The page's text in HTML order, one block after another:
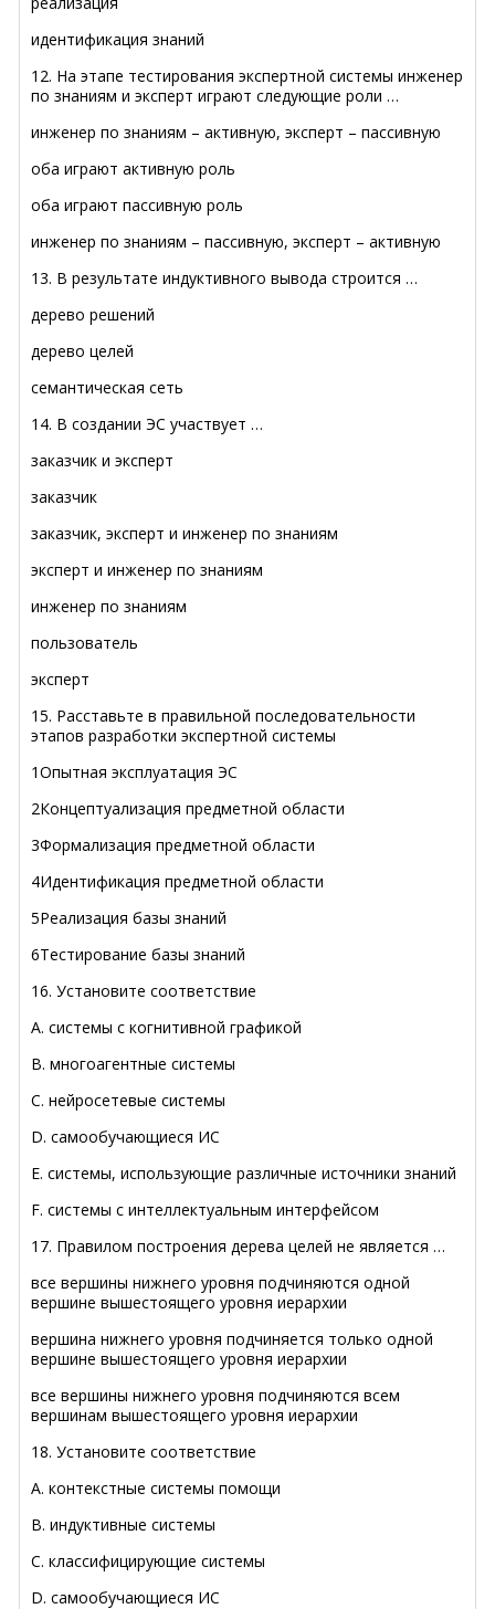
идентификация знаний
12. На этапе тестирования экспертной системы инженер
по знаниям и эксперт играют следующие роли …
инженер по знаниям – активную, эксперт – пассивную
оба играют активную роль
оба играют пассивную роль
инженер по знаниям – пассивную, эксперт – активную
13. В результате индуктивного вывода строится …
дерево решений
дерево целей
семантическая сеть
14. В создании ЭС участвует …
заказчик и эксперт
заказчик
заказчик, эксперт и инженер по знаниям
эксперт и инженер по знаниям
инженер по знаниям
пользователь
эксперт
15. Расставьте в правильной последовательности
этапов разработки экспертной системы
1Опытная эксплуатация ЭС
2Концептуализация предметной области
3Формализация предметной области
4Идентификация предметной области
5Реализация базы знаний
6Тестирование базы знаний
16. Установите соответствие
A. системы с когнитивной графикой
B. многоагентные системы
C. нейросетевые системы
D. самообучающиеся ИС
E. системы, использующие различные источники знаний
F. системы с интеллектуальным интерфейсом
17. Правилом построения дерева целей не является …
все вершины нижнего уровня подчиняются одной
вершине вышестоящего уровня иерархии
вершина нижнего уровня подчиняется только одной
вершине вышестоящего уровня иерархии
все вершины нижнего уровня подчиняются всем
вершинам вышестоящего уровня иерархии
18. Установите соответствие
A. контекстные системы помощи
B. индуктивные системы
C. классифицирующие системы
D. самообучающиеся ИС